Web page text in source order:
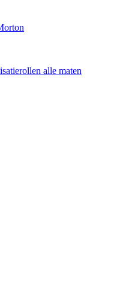
alle maten